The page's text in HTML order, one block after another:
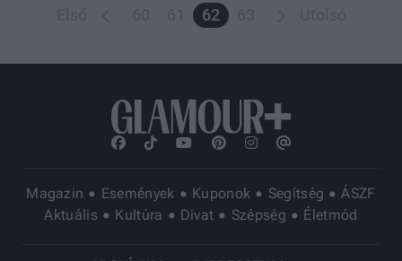
62
Magazin Események Kuponok Segítség
ÁSZF
Aktuális
Kultúra Divat Szépség Életmód